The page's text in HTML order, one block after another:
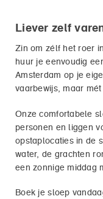
Liever zelf
Zin om zélf het roer
huur je eenvoudig
Amsterdam op je
vaarbewijs, maar
Onze comfortabele
personen en liggen
opstaplocaties in de
water, de grachten
een zonnige middag
Boek je sloep